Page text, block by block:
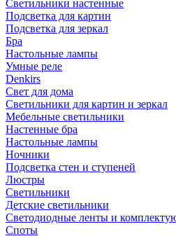
Светильники настенные
Подсветка для картин
Подсветка для зеркал
Бра
Настольные лампы
Умные реле
Denkirs
Свет для дома
Светильники для картин и зеркал
Мебельные светильники
Настенные бра
Настольные лампы
Ночники
Подсветка стен и ступеней
Люстры
Светильники
Детские светильники
Светодиодные ленты и
Споты